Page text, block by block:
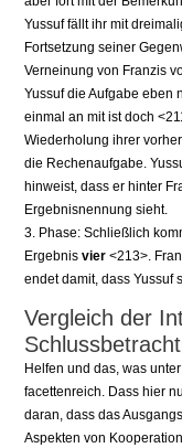
Yussuf fällt ihr mit
Fortsetzung seiner
Verneinung von Franzis
Yussuf die Aufgabe eben
einmal an mit ist doch
Wiederholung ihrer
die Rechenaufgabe.
hinweist, dass er hinter
Ergebnisnennung sieht.
3. Phase: Schließlich
Ergebnisvier <213>.
endet damit, dass Yussuf
Vergleich der
Helfen und das, was
facettenreich. Dass hier
daran, dass das
Aspekten von